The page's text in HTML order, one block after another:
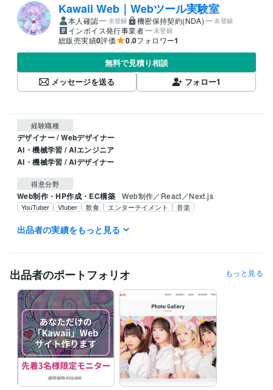
Kawaii Web｜Webツール実験室
本人確認 未登録 機密保持契約(NDA) 未登録
インボイス発行事業者 未登録
総販売実績0評価 0.0フォロワー1
無料で見積り相談
メッセージを送る
フォロー1
経験職種
デザイナー / Webデザイナー
AI・機械学習 / AIエンジニア
AI・機械学習 / AIデザイナー
得意分野
Web制作・HP作成・EC構築 Web制作／React／Next.js
YouTuber Vtuber 飲食 エンターテイメント 音楽
語学力
出品者の実績をもっと見る
出品者のポートフォリオ もっと見る